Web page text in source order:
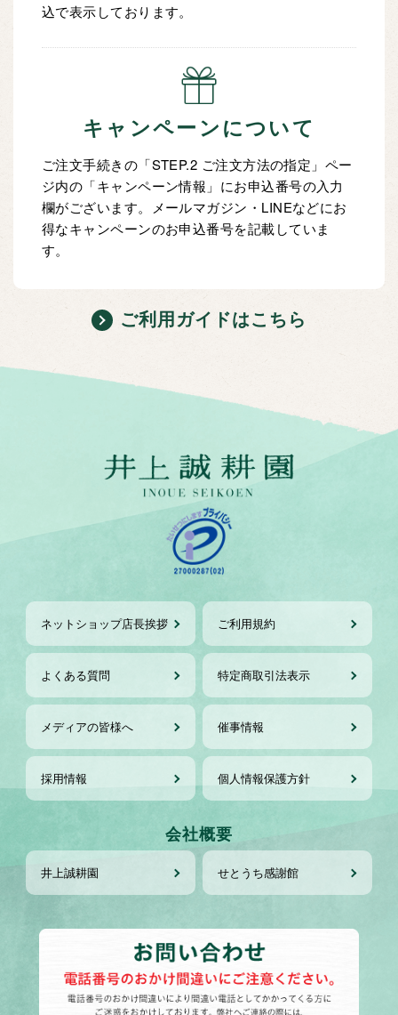
込で表示しております。
キャンペーンについて
ご注文手続きの「STEP.2 ご注文方法の指定」ペー
ジ内の「キャンペーン情報」にお申込番号の入力
欄がございます。メールマガジン・LINEなどにお
得なキャンペーンのお申込番号を記載していま
す。
ご利用ガイドはこちら
ネットショップ店長挨拶 ご利用規約
よくある質問 特定商取引法表示
メディアの皆様へ 催事情報
採用情報 個人情報保護方針
会社概要
井上誠耕園 せとうち感謝館